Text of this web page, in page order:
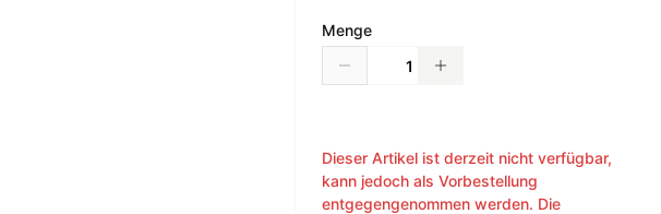
Menge
Dieser Artikel ist derzeit nicht verfügbar,
kann jedoch als Vorbestellung
entgegengenommen werden. Die